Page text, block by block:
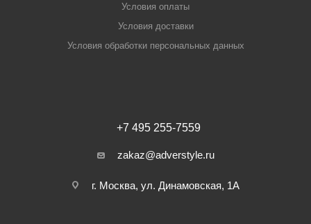
Условия оплаты
Условия доставки
Условия обработки персональных данных
+7 495 255-7559
zakaz@adverstyle.ru
г. Москва, ул. Динамовская, 1А